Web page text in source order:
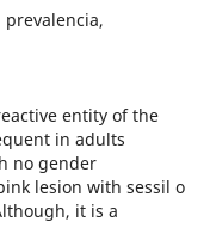
prevalencia,
entity of the
in adults
no gender
lesion with sessil o
it is a